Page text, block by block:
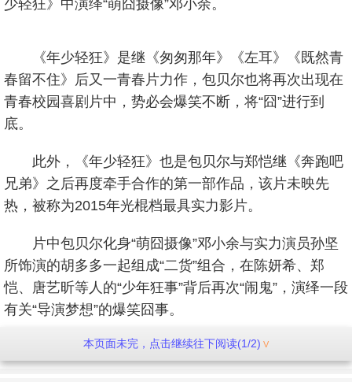
少轻狂》中演绎“萌囧摄像”邓小余。
《年少轻狂》是继《匆匆那年》《左耳》《既然青
春留不住》后又一青春片力作，包贝尔也将再次出现在
青春校园喜剧片中，势必会爆笑不断，将“囧”进行到
底。
此外，《年少轻狂》也是包贝尔与郑恺继《奔跑吧
兄弟》之后再度牵手合作的第一部作品，该片未映先
热，被称为2015年光棍档最具实力影片。
片中包贝尔化身“萌囧摄像”邓小余与实力演员孙坚
所饰演的胡多多一起组成“二货”组合，在陈妍希、郑
恺、唐艺昕等人的“少年狂事”背后再次“闹鬼”，演绎一段
有关“导演梦想”的爆笑囧事。
曾在《致我们终将逝去的青春》中以屌丝男张开一
角被大众所熟知的包贝尔，和以精致的面孔、俊雅的气
本页面未完，点击继续往下阅读(1/2)